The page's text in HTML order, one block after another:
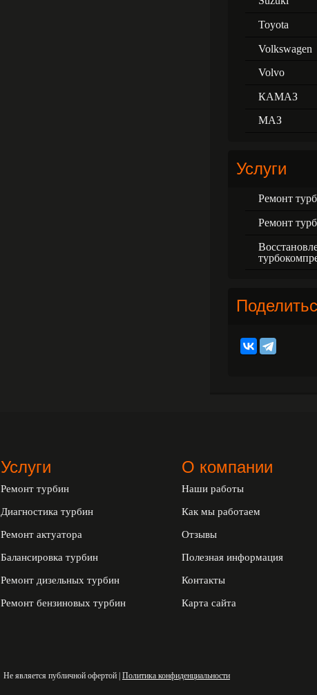
Toyota
Volkswagen
Volvo
КАМАЗ
МАЗ
Услуги
Ремонт
Ремонт
Услуги
Ремонт турбин
Диагностика турбин
Ремонт актуатора
Балансировка турбин
Ремонт дизельных турбин
Ремонт бензиновых турбин
О компании
Наши работы
Как мы работаем
Отзывы
Полезная информация
Контакты
Карта сайта
Не является публичной офертой | Политика конфиденциальности